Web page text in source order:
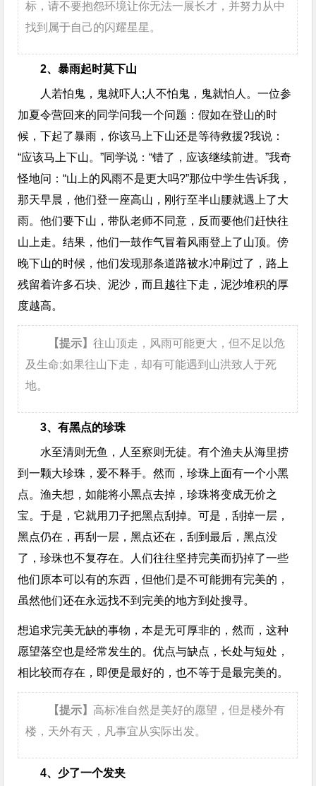
标，请不要抱怨环境让你无法一展长才，并努力从中
找到属于自己的闪耀星星。
2、暴雨起时莫下山
人若怕鬼，鬼就吓人;人不怕鬼，鬼就怕人。一位参
加夏令营回来的同学问我一个问题：假如在登山的时
候，下起了暴雨，你该马上下山还是等待救援?我说：
“应该马上下山。”同学说：“错了，应该继续前进。”我奇
怪地问：“山上的风雨不是更大吗?”那位中学生告诉我，
那天早晨，他们登一座高山，刚行至半山腰就遇上了大
雨。他们要下山，带队老师不同意，反而要他们赶快往
山上走。结果，他们一鼓作气冒着风雨登上了山顶。傍
晚下山的时候，他们发现那条道路被水冲刷过了，路上
残留着许多石块、泥沙，而且越往下走，泥沙堆积的厚
度越高。
【提示】往山顶走，风雨可能更大，但不足以危
及生命;如果往山下走，却有可能遇到山洪致人于死
地。
3、有黑点的珍珠
水至清则无鱼，人至察则无徒。有个渔夫从海里捞
到一颗大珍珠，爱不释手。然而，珍珠上面有一个小黑
点。渔夫想，如能将小黑点去掉，珍珠将变成无价之
宝。于是，它就用刀子把黑点刮掉。可是，刮掉一层，
黑点仍在，再刮一层，黑点还在，刮到最后，黑点没
了，珍珠也不复存在。人们往往坚持完美而扔掉了一些
他们原本可以有的东西，但他们是不可能拥有完美的，
虽然他们还在永远找不到完美的地方到处搜寻。
想追求完美无缺的事物，本是无可厚非的，然而，这种
愿望落空也是经常发生的。优点与缺点，长处与短处，
相比较而存在，即便是最好的，也不等于是最完美的。
【提示】高标准自然是美好的愿望，但是楼外有
楼，天外有天，凡事宜从实际出发。
4、少了一个发夹